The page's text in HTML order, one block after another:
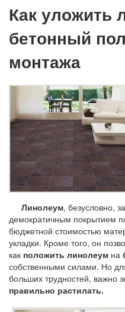
Как уложить
бетонный
монтажа
Линолеум, безусловно,
демократичным покрытием
бюджетной стоимостью
укладки. Кроме того, он
как положить линолеум на
собственными силами. Но
больших трудностей, важно
правильно растилать.